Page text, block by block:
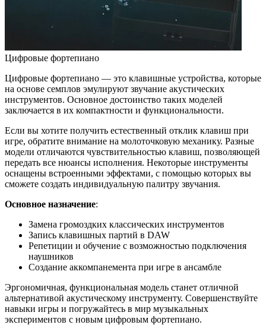
Цифровые фортепиано
Цифровые фортепиано — это клавишные устройства, которые
на основе семплов эмулируют звучание акустических
инструментов. Основное достоинство таких моделей
заключается в их компактности и функциональности.
Если вы хотите получить естественный отклик клавиш при
игре, обратите внимание на молоточковую механику. Разные
модели отличаются чувствительностью клавиш, позволяющей
передать все нюансы исполнения. Некоторые инструменты
оснащены встроенными эффектами, с помощью которых вы
сможете создать индивидуальную палитру звучания.
Основное назначение:
Замена громоздких классических инструментов
Запись клавишных партий в DAW
Репетиции и обучение с возможностью подключения
наушников
Создание аккомпанемента при игре в ансамбле
Эргономичная, функциональная модель станет отличной
альтернативой акустическому инструменту. Совершенствуйте
навыки игры и погружайтесь в мир музыкальных
экспериментов с новым цифровым фортепиано.